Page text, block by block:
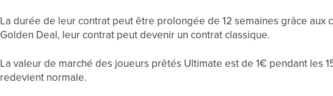
La durée de leur contrat peut être prolongée de 12 semaines grâce aux
Golden Deal, leur contrat peut devenir un contrat classique.
La valeur de marché des joueurs prêtés Ultimate est de 1€ pendant les
redevient normale.